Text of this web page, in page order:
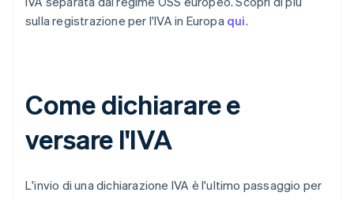
sulla registrazione per l'IVA in Europa qui.
Come dichiarare e
versare l'IVA
L'invio di una dichiarazione IVA è l'ultimo passaggio per